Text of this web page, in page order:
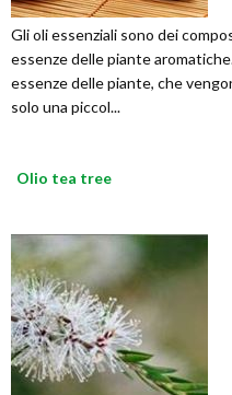
Gli oli essenziali sono dei
essenze delle piante
essenze delle piante, che
solo una piccol...
Olio tea tree